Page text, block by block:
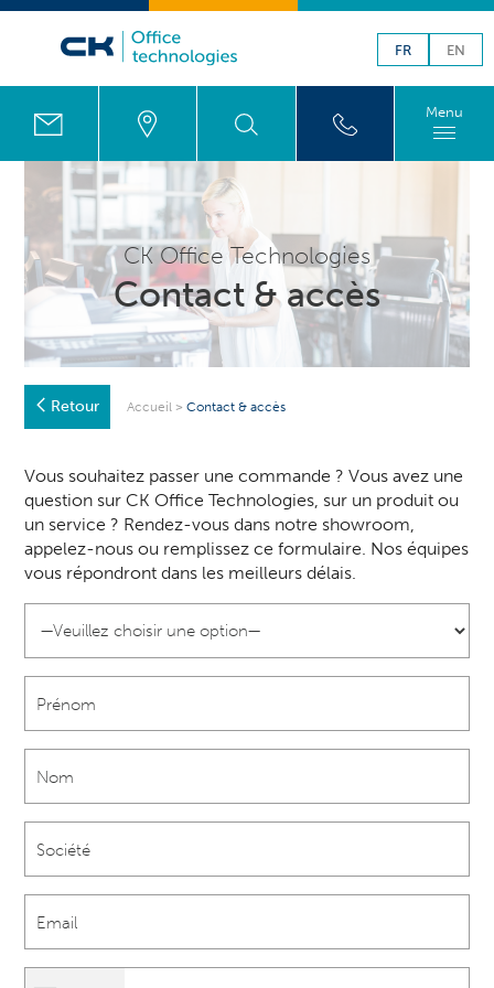
FR EN
Menu
CK Office Technologies
Contact & accès
Retour Accueil >Contact & accès
Vous souhaitez passer une commande ? Vous avez une
question sur CK Office Technologies, sur un produit ou
un service ? Rendez-vous dans notre showroom,
appelez-nous ou remplissez ce formulaire. Nos équipes
vous répondront dans les meilleurs délais.